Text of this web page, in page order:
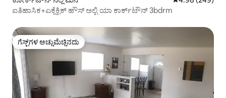
ಐತಿಹಾಸಿಕ+ಎಕ್ಲೆಕ್ಟಿಕ್ ಹೌಸ್ ಅಲ್ಟ್ರಿಯಾ ಕಾರ್ಕ್‌ಟೌನ್ 3bdrm
ಗೆಸ್ಟ್‌ಗಳ ಅಚ್ಚುಮೆಚ್ಚಿನದು
ಗೆಸ್ಟ್‌ಗಳ ಅಚ್ಚುಮೆಚ್ಚಿನದು